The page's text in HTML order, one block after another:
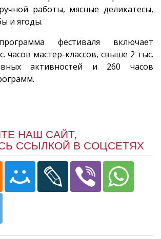
работы, мясные деликатесы,
и ягоды.
фестиваля включает
часов мастер-классов, свыше 2 тыс.
активностей и 260 часов
НАШ САЙТ,
ССЫЛКОЙ В СОЦСЕТЯХ